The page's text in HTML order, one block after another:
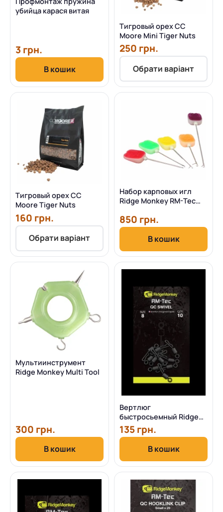
убийца карася витая
3 грн.
В кошик
Тигровый орех CC
Moore Mini Tiger Nuts
250 грн.
Обрати варіант
Тигровый орех CC
Moore Tiger Nuts
160 грн.
Обрати варіант
Набор карповых игл
Ridge Monkey RM-Tec
850 грн.
В кошик
Мультиинструмент
Ridge Monkey Multi Tool
300 грн.
В кошик
Вертлюг
быстросьемный Ridge
Monkey Quick Change
Swivel №8
135 грн.
В кошик